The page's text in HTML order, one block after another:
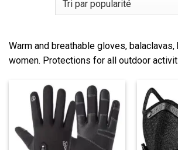
Warm and breathable gloves,
women. Protections for all outdoor